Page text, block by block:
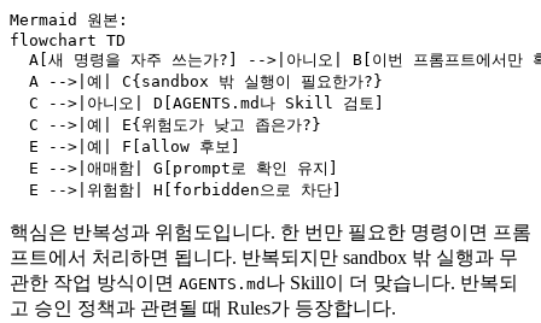
Mermaid 원본:
flowchart TD
A[새 명령을 자주 쓰는가?] -->|아니오| B[이번 프롬프트에서만
  A -->|예| C{sandbox 밖 실행이 필요한가?}
  C -->|아니오| D[AGENTS.md나 Skill 검토]
  C -->|예| E{위험도가 낮고 좁은가?}
  E -->|예| F[allow 후보]
  E -->|애매함| G[prompt로 확인 유지]
  E -->|위험함| H[forbidden으로 차단]
핵심은 반복성과 위험도입니다. 한 번만 필요한 명령이면 프롬
프트에서 처리하면 됩니다. 반복되지만 sandbox 밖 실행과 무
관한 작업 방식이면 AGENTS.md 나 Skill이 더 맞습니다. 반복되
고 승인 정책과 관련될 때 Rules가 등장합니다.